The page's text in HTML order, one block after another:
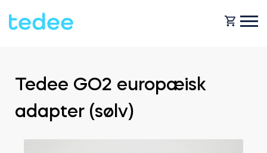
Hjem
PRODUCTS
Tedee GO2 europæisk
adapter (sølv)